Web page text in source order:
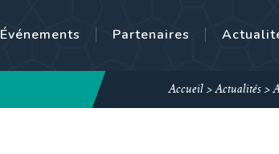
Événements Partenaires
Accueil >Actualités >